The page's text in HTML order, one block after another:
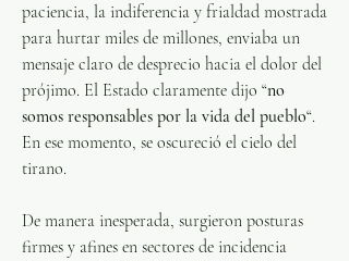
paciencia, la indiferencia y frialdad mostrada
para hurtar miles de millones, enviaba un
mensaje claro de desprecio hacia el dolor del
prójimo. El Estado claramente dijo “no
somos responsables por la vida del pueblo“.
En ese momento, se oscureció el cielo del
tirano.
De manera inesperada, surgieron posturas
firmes y afines en sectores de incidencia